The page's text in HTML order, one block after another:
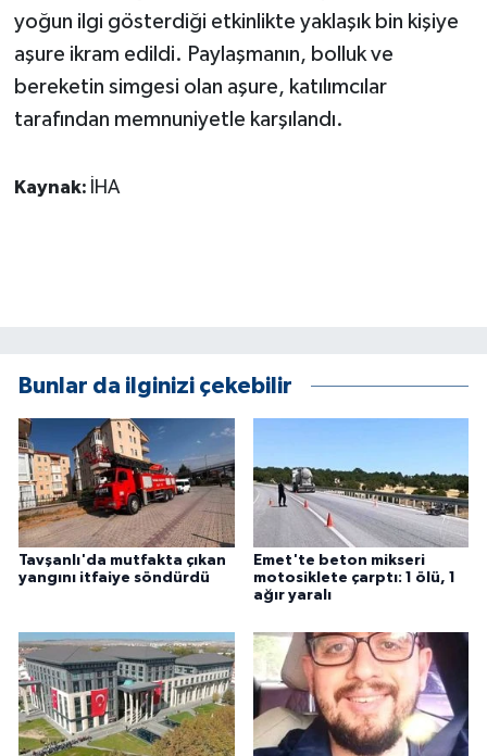
yoğun ilgi gösterdiği etkinlikte yaklaşık bin kişiye
aşure ikram edildi. Paylaşmanın, bolluk ve
bereketin simgesi olan aşure, katılımcılar
tarafından memnuniyetle karşılandı.
Kaynak: İHA
Bunlar da ilginizi çekebilir
Tavşanlı'da mutfakta çıkan
yangını itfaiye söndürdü
Emet'te beton mikseri
motosiklete çarptı: 1 ölü, 1
ağır yaralı
SİYASET
SPOR HABERLERİ
YEREL
Yerel Haberler